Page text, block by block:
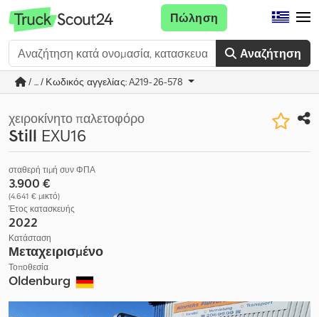
Αναζήτηση
Πώληση
/ ... / Κωδικός αγγελίας: A219-26-578
χειροκίνητο παλετοφόρο
Still EXU16
σταθερή τιμή συν ΦΠΑ
3.900 €
(4.641 € μικτό)
Έτος κατασκευής
2022
Κατάσταση
Μεταχειρισμένο
Τοποθεσία
Oldenburg